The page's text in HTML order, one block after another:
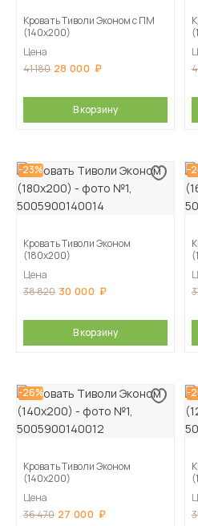
Кровать Тиволи Эконом с ПМ
(140х200)
Цена
41 180 28 000
В корзину
-23%
Кровать Тиволи Эконом
(180х200)
Цена
38 820 30 000
В корзину
-
-26%
Кровать Тиволи Эконом
(140х200)
Цена
36 470 27 000
-